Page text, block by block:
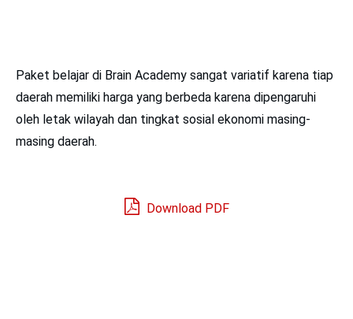
Paket belajar di Brain Academy sangat variatif karena tiap
daerah memiliki harga yang berbeda karena dipengaruhi
oleh letak wilayah dan tingkat sosial ekonomi masing-
masing daerah.
Download PDF